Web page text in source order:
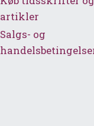
artikler
Salgs- og